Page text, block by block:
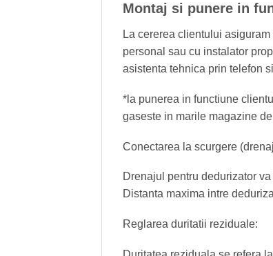
Montaj si punere in
La cererea clientului
personal sau cu instalator
asistenta tehnica prin telefon
*la punerea in functiune
gaseste in marile magazine
Conectarea la scurgere
Drenajul pentru dedurizator
Distanta maxima intre
Reglarea duritatii reziduale: